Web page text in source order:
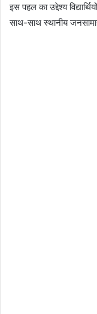
इस पहल का उद्देश्य
साथ-साथ स्थानीय